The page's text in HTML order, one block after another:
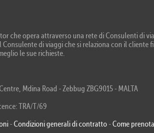
che opera attraverso una rete di Consulenti di
Consulente di viaggi che si relaziona con il
le sue richieste.
Mdina Road - Zebbug ZBG9015 - MALTA
TRA/T/69
-Condizioni generali di contratto -Come